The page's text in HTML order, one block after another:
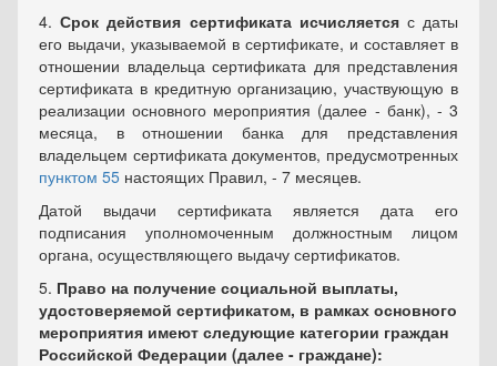
4.Срок действия сертификата исчисляетсяс даты
его выдачи, указываемой в сертификате, и составляет в
отношении владельца сертификата для представления
сертификата в кредитную организацию, участвующую в
реализации основного мероприятия (далее - банк), - 3
месяца, в отношении банка для представления
владельцем сертификата документов, предусмотренных
пунктом 55 настоящих Правил, - 7 месяцев.
Датой выдачи сертификата является дата его
подписания уполномоченным должностным лицом
органа, осуществляющего выдачу сертификатов.
5. Право на получение социальной выплаты,
удостоверяемой сертификатом, в рамках основного
мероприятия имеют следующие категории граждан
Российской Федерации (далее - граждане):